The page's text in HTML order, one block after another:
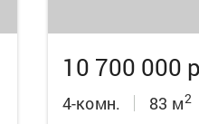
10 700 000
4-комн. 83 м2